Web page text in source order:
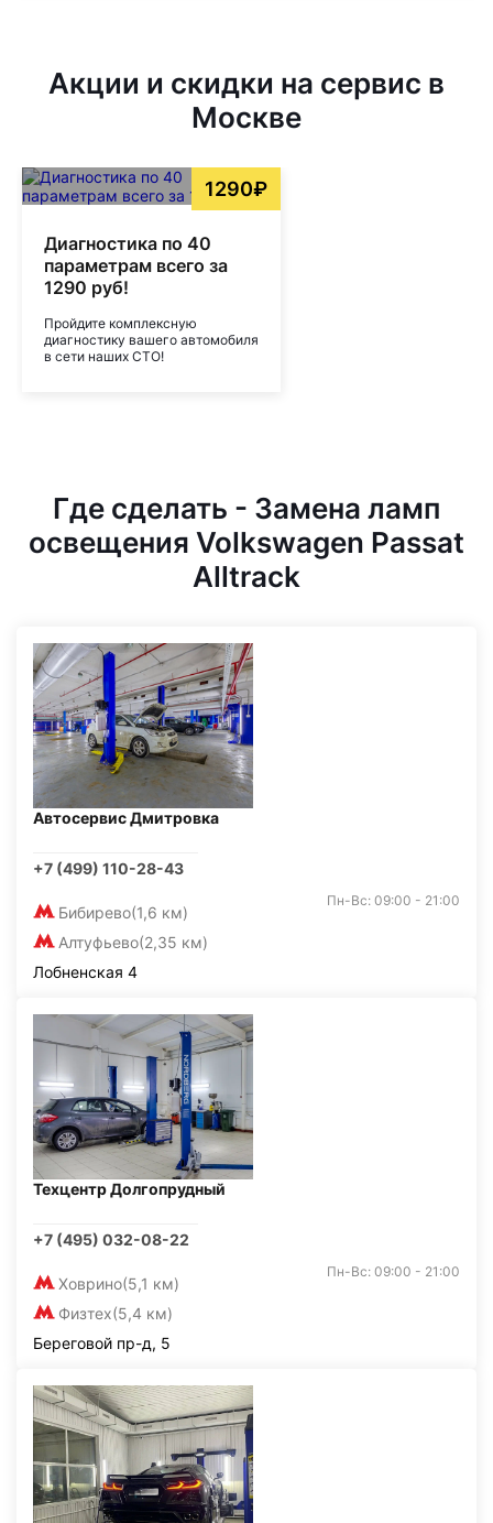
Акции и скидки на сервис в
Москве
1290₽
Диагностика по 40
параметрам всего за
1290 руб!
Пройдите комплексную
диагностику вашего автомобиля
в сети наших СТО!
Где сделать - Замена ламп
освещения Volkswagen Passat
Alltrack
Автосервис Дмитровка
+7 (499) 110-28-43
Бибирево(1,6 км)
Алтуфьево(2,35 км)
Пн-Вс: 09:00 - 21:00
Лобненская 4
Техцентр Долгопрудный
+7 (495) 032-08-22
Ховрино(5,1 км)
Физтех(5,4 км)
Пн-Вс: 09:00 - 21:00
Береговой пр-д, 5